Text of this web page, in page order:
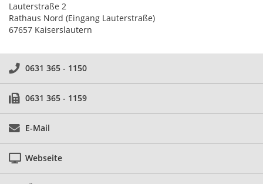
Lauterstraße 2
Rathaus Nord (Eingang Lauterstraße)
67657 Kaiserslautern
0631 365 - 1150
0631 365 - 1159
E-Mail
Webseite